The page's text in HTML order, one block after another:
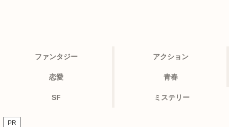
ファンタジー アクション
恋愛 青春
SF ミステリー
PR